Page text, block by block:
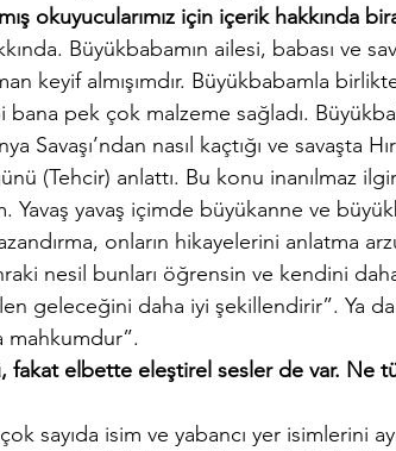
okuyucularımız için içerik hakkında
Büyükbabamın ailesi, babası ve
keyif almışımdır. Büyükbabamla
bana pek çok malzeme sağladı.
Savaşı’ndan nasıl kaçtığı ve savaşta
(Tehcir) anlattı. Bu konu inanılmaz
Yavaş yavaş içimde büyükanne ve
onların hikayelerini anlatma
nesil bunları öğrensin ve kendini
geleceğini daha iyi şekillendirir”. Ya
mahkumdur”.
fakat elbette eleştirel sesler de var. Ne
sayıda isim ve yabancı yer isimlerini